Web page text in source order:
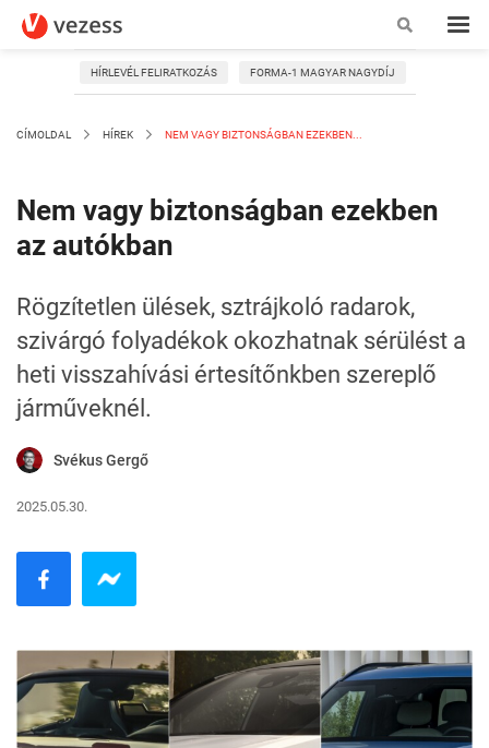
HÍRLEVÉL FELIRATKOZÁS FORMA-1 MAGYAR NAGYDÍJ
CÍMOLDAL HÍREK NEM VAGY BIZTONSÁGBAN EZEKBEN...
Nem vagy biztonságban ezekben
az autókban
Rögzítetlen ülések, sztrájkoló radarok,
szivárgó folyadékok okozhatnak sérülést a
heti visszahívási értesítőnkben szereplő
járműveknél.
Svékus Gergő
2025.05.30.